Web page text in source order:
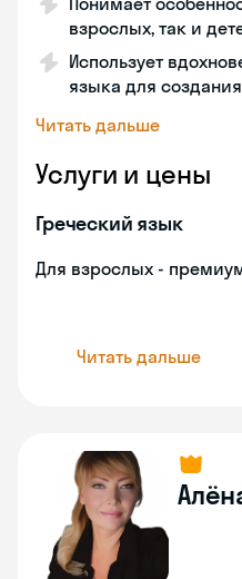
взрослых, так и
Использует
языка для
Читать дальше
Услуги и цены
Греческий язык
Для взрослых -
Читать дальше